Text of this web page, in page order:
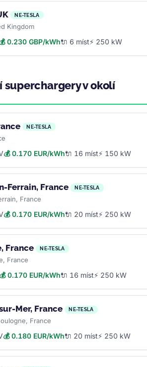
NE-TESLA
Kingdom
0.230 GBP/kWh🔌 6 míst⚡ 250 kW
superchargery v okolí
NE-TESLA
💰 0.170 EUR/kWh🔌 16 míst⚡ 150 kW
Ferrain, France NE-TESLA
France
💰 0.170 EUR/kWh🔌 20 míst⚡ 250 kW
France NE-TESLA
France
💰 0.170 EUR/kWh🔌 16 míst⚡ 250 kW
Mer, France NE-TESLA
France
💰 0.180 EUR/kWh🔌 20 míst⚡ 250 kW